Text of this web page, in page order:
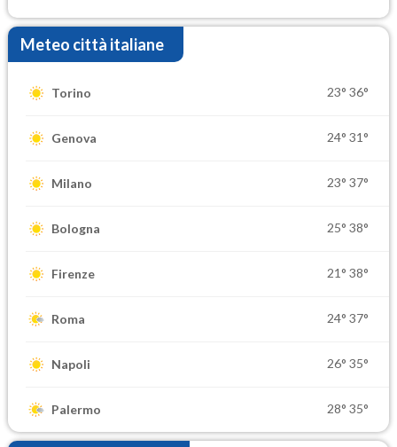
Meteo città italiane
Torino 23° 36°
Genova 24° 31°
Milano 23° 37°
Bologna 25° 38°
Firenze 21° 38°
Roma 24° 37°
Napoli 26° 35°
Palermo 28° 35°